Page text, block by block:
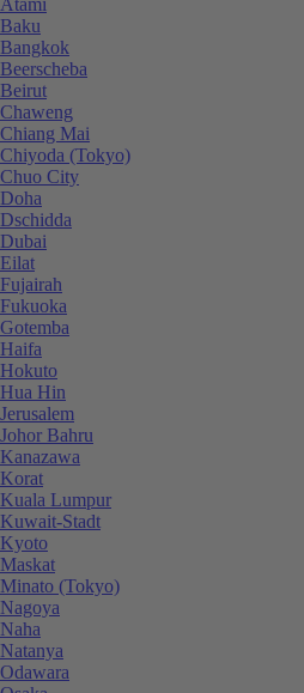
Baku
Bangkok
Beerscheba
Beirut
Chaweng
Chiang Mai
Chiyoda (Tokyo)
Chuo City
Doha
Dschidda
Dubai
Eilat
Fujairah
Fukuoka
Gotemba
Haifa
Hokuto
Hua Hin
Jerusalem
Johor Bahru
Kanazawa
Korat
Kuala Lumpur
Kuwait-Stadt
Kyoto
Maskat
Minato (Tokyo)
Nagoya
Naha
Natanya
Odawara